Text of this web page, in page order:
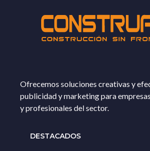
Ofrecemos soluciones creativas y
publicidad y marketing para
y profesionales del sector.
DESTACADOS